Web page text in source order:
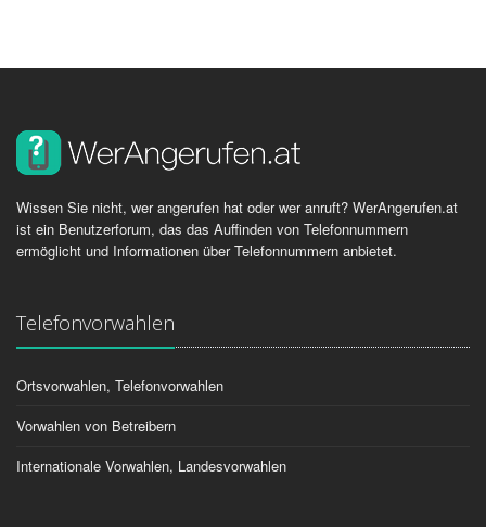
Wissen Sie nicht, wer angerufen hat oder wer anruft? WerAngerufen.at
ist ein Benutzerforum, das das Auffinden von Telefonnummern
ermöglicht und Informationen über Telefonnummern anbietet.
Telefonvorwahlen
Ortsvorwahlen, Telefonvorwahlen
Vorwahlen von Betreibern
Internationale Vorwahlen, Landesvorwahlen